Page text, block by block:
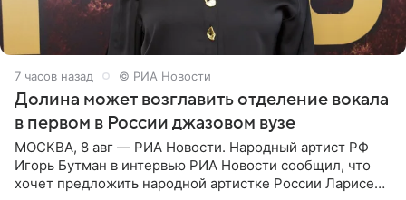
7 часов назад © РИА Новости
Долина может возглавить отделение вокала
в первом в России джазовом вузе
МОСКВА, 8 авг — РИА Новости. Народный артист РФ
Игорь Бутман в интервью РИА Новости сообщил, что
хочет предложить народной артистке России Ларисе